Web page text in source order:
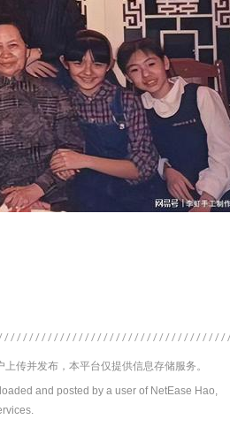
传并发布，本平台仅提供信息存储服务。
and posted by a user of NetEase Hao,